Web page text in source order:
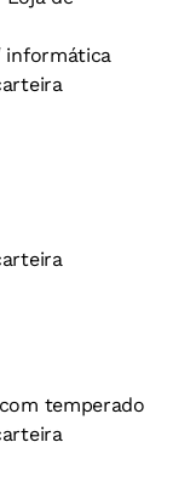
informática
temperado